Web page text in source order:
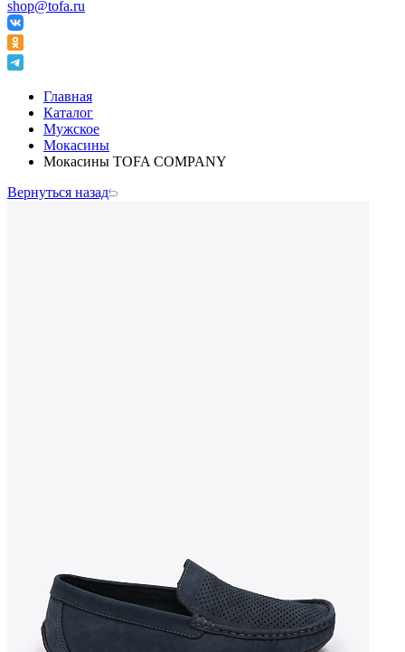
shop@tofa.ru
Главная
Каталог
Мужское
Мокасины
Мокасины TOFA COMPANY
Вернуться назад